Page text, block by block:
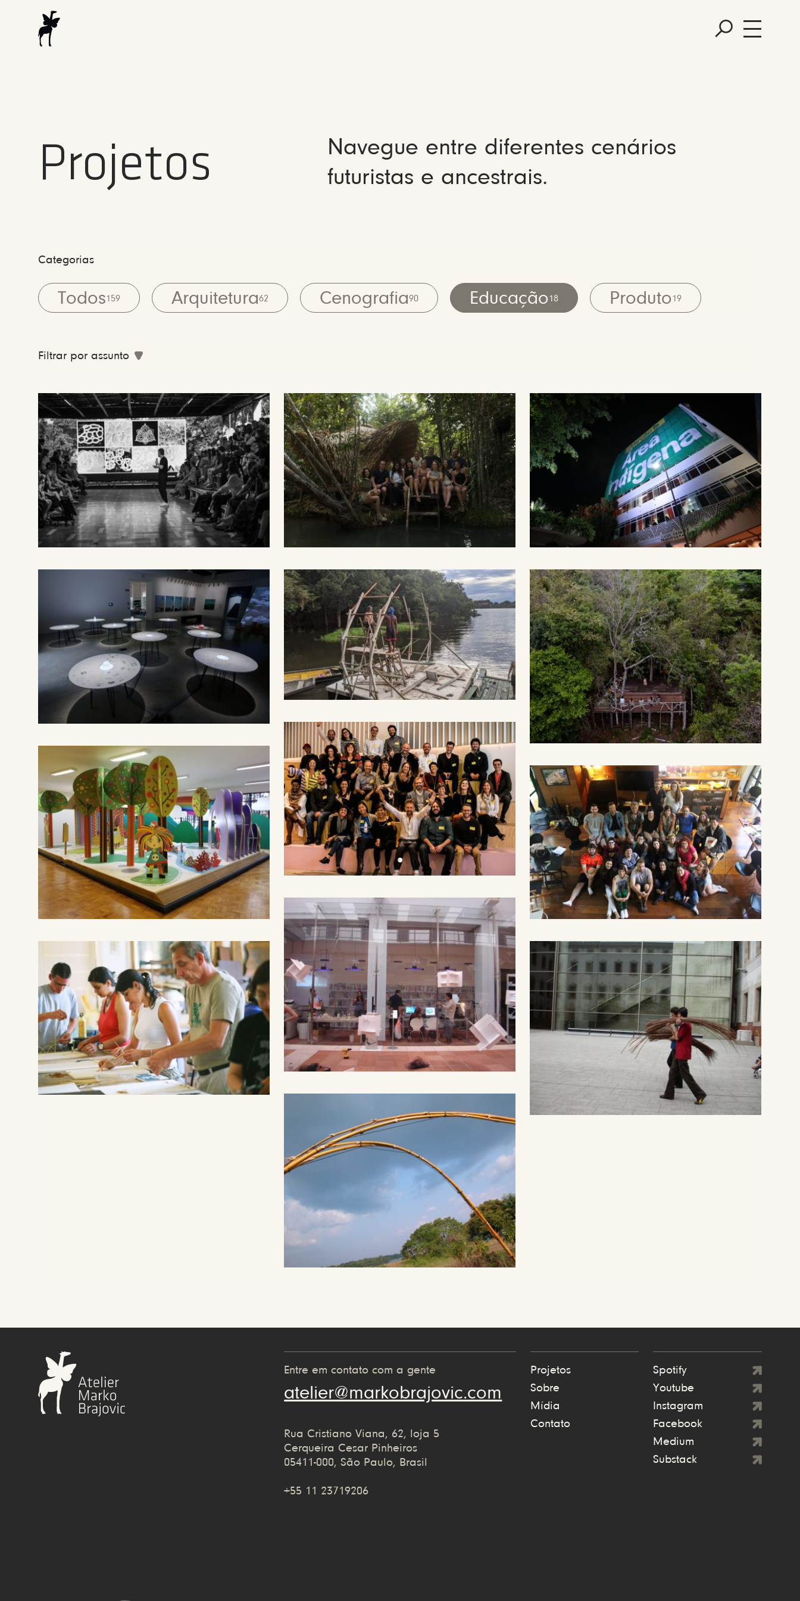
Projetos
Navegue entre diferentes cenários
futuristas e ancestrais.
Categorias
Todos159 Arquitetura62 Cenografia90 Educação18 Produto19
Filtrar por assunto
Entre em contato com a gente
atelier@markobrajovic.com
Rua Cristiano Viana, 62, loja 5
Cerqueira Cesar Pinheiros
05411-000, São Paulo, Brasil
+55 11 23719206
Projetos
Sobre
Mídia
Contato
Spotify
Youtube
Instagram
Facebook
Medium
Substack